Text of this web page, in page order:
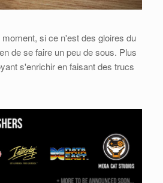
si ce n'est des gloires du
de se faire un peu de sous. Plus
s'enrichir en faisant des trucs